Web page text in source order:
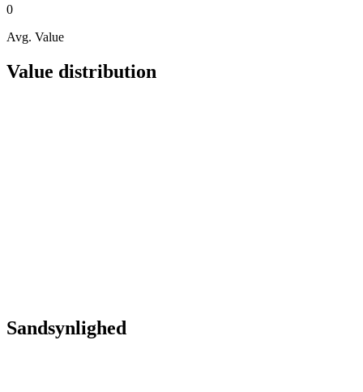
0
Avg. Value
Value distribution
Sandsynlighed